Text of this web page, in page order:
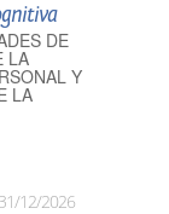
DE
LA
Y
LA
31/12/2026